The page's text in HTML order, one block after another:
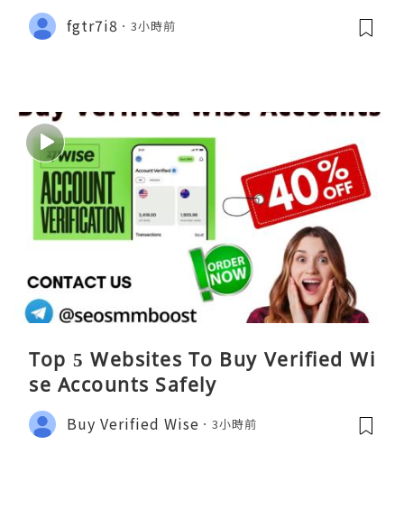
fgtr7i8 3小時前
Top 5 Websites To Buy Verified Wi
se Accounts Safely
Buy Verified Wise 3小時前